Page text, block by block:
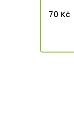
70 Kč